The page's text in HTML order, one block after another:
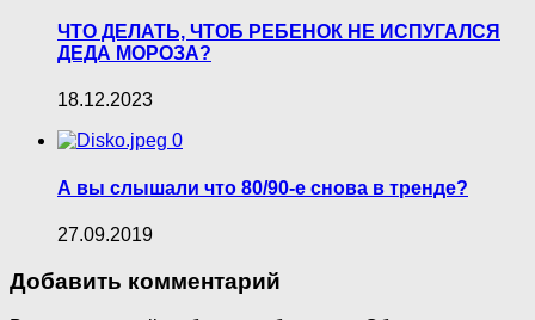
ЧТО ДЕЛАТЬ, ЧТОБ РЕБЕНОК НЕ ИСПУГАЛСЯ
ДЕДА МОРОЗА?
18.12.2023
0
А вы слышали что 80/90-е снова в тренде?
27.09.2019
Добавить комментарий